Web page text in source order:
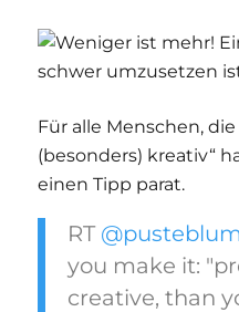
Für alle Menschen,
(besonders) kreativ“
einen Tipp parat.
RT
you make it:
creative, than